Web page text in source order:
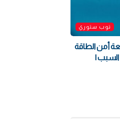
توب ستوري
أمن الطاقة
|